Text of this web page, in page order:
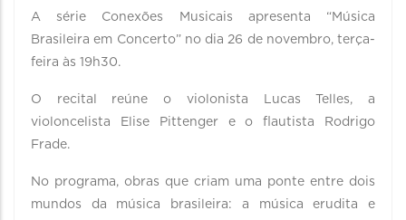
A série Conexões Musicais apresenta “Música
Brasileira em Concerto” no dia 26 de novembro, terça-
feira às 19h30.
O recital reúne o violonista Lucas Telles, a
violoncelista Elise Pittenger e o flautista Rodrigo
Frade.
No programa, obras que criam uma ponte entre dois
mundos da música brasileira: a música erudita e